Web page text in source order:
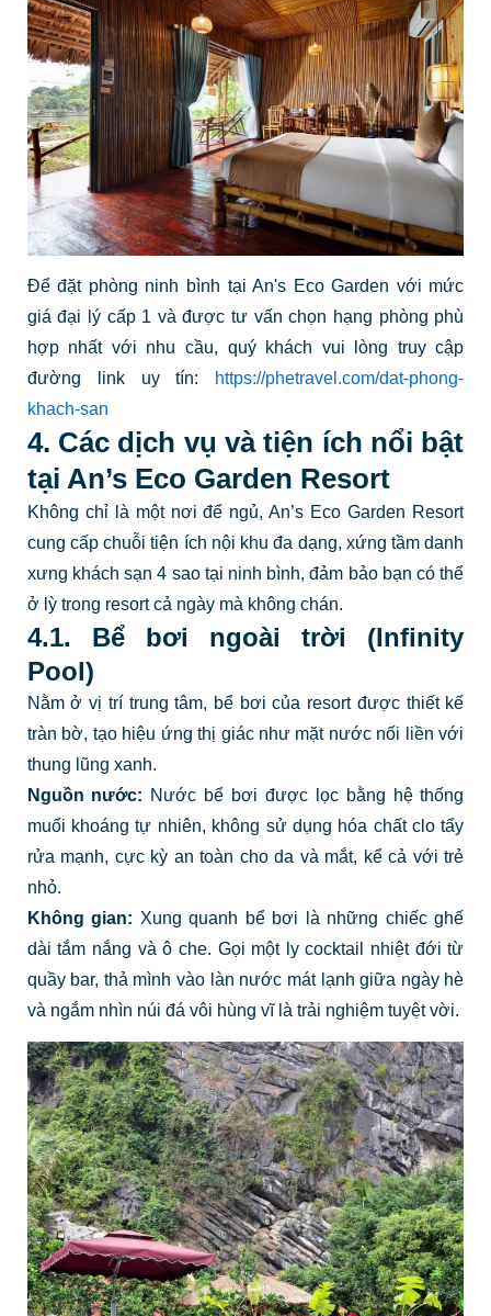
Để đặt phòng ninh bình tại An's Eco Garden với mức
giá đại lý cấp 1 và được tư vấn chọn hạng phòng phù
hợp nhất với nhu cầu, quý khách vui lòng truy cập
đường link uy tín: https://phetravel.com/dat-phong-
khach-san
4. Các dịch vụ và tiện ích nổi bật
tại An’s Eco Garden Resort
Không chỉ là một nơi để ngủ, An’s Eco Garden Resort
cung cấp chuỗi tiện ích nội khu đa dạng, xứng tầm danh
xưng khách sạn 4 sao tại ninh bình, đảm bảo bạn có thể
ở lỳ trong resort cả ngày mà không chán.
4.1. Bể bơi ngoài trời (Infinity
Pool)
Nằm ở vị trí trung tâm, bể bơi của resort được thiết kế
tràn bờ, tạo hiệu ứng thị giác như mặt nước nối liền với
thung lũng xanh.
Nguồn nước: Nước bể bơi được lọc bằng hệ thống
muối khoáng tự nhiên, không sử dụng hóa chất clo tẩy
rửa mạnh, cực kỳ an toàn cho da và mắt, kể cả với trẻ
nhỏ.
Không gian: Xung quanh bể bơi là những chiếc ghế
dài tắm nắng và ô che. Gọi một ly cocktail nhiệt đới từ
quầy bar, thả mình vào làn nước mát lạnh giữa ngày hè
và ngắm nhìn núi đá vôi hùng vĩ là trải nghiệm tuyệt vời.